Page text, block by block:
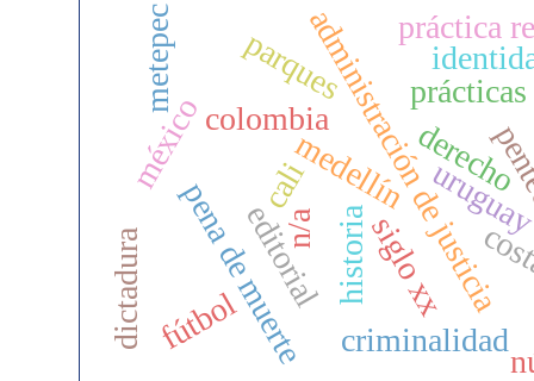
n/a
editorialadministración de justicia
criminalidad
derecho
historia
colombia
pena de muerte siglo xx
méxico
práctica
metepec
cali
fútbol
medellín
dictadura
parques